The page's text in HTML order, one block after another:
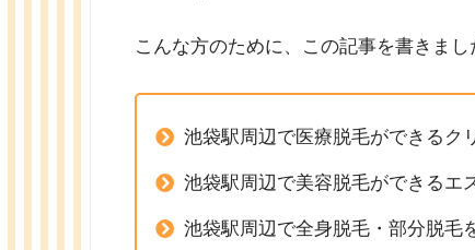
こんな方のために、この記事を書きまし
池袋駅周辺で医療脱毛ができるク
池袋駅周辺で美容脱毛ができるエ
池袋駅周辺で全身脱毛・部分脱毛